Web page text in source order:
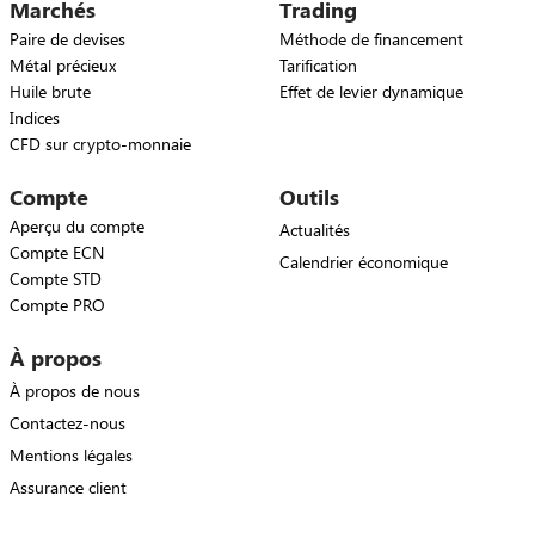
Marchés
Paire de devises
Métal précieux
Huile brute
Indices
CFD sur crypto-monnaie
Trading
Méthode de financement
Tarification
Effet de levier dynamique
Compte
Aperçu du compte
Compte ECN
Compte STD
Compte PRO
Outils
Actualités
Calendrier économique
À propos
À propos de nous
Contactez-nous
Mentions légales
Assurance client